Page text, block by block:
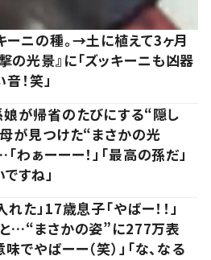
ーニの種。→土に植えて3ヶ月
光景』に「ズッキーニも凶器
！笑」
が帰省のたびにする“隠し
母が見つけた“まさかの光
ぁーーー！」「最高の孫だ」
すね」
た」17歳息子「やばー！！」
…“まさかの姿”に277万表
でやばーー（笑）」「な、なる